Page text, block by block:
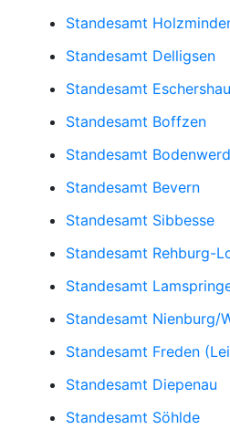
Standesamt
Standesamt Delligsen
Standesamt
Standesamt Boffzen
Standesamt
Standesamt Bevern
Standesamt Sibbesse
Standesamt Rehburg-
Standesamt
Standesamt Nienburg/
Standesamt Freden
Standesamt Diepenau
Standesamt Söhlde